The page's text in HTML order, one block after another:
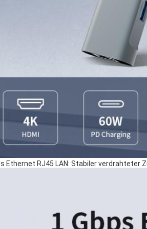
Ethernet RJ45 LAN: Stabiler verdrahteter